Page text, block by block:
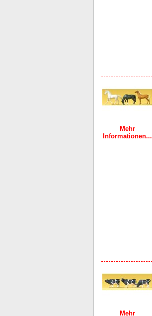
Mehr
Informationen...
Mehr